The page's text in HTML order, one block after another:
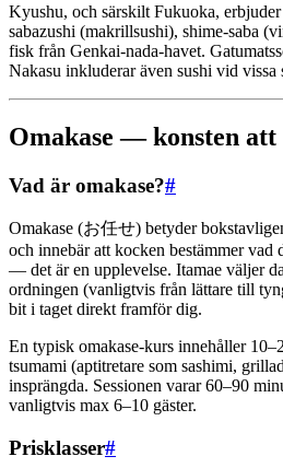
Kyushu, och särskilt Fukuoka,
sabazushi (makrillsushi), shime-saba
fisk från Genkai-nada-havet.
Nakasu inkluderar även sushi vid vissa
Omakase — konsten att
Vad är omakase?#
Omakase (お任せ) betyder
och innebär att kocken bestämmer vad
— det är en upplevelse. Itamae väljer
ordningen (vanligtvis från lättare till
bit i taget direkt framför dig.
En typisk omakase-kurs innehåller
tsumami (aptitretare som sashimi,
insprängda. Sessionen varar 60–90
vanligtvis max 6–10 gäster.
Prisklasser#